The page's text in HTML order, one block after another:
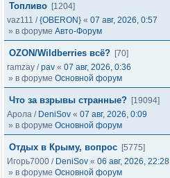
Топливо [1204]
vaz111 /{OBERON} « 07 авг, 2026, 0:57
» в форуме Авто-Форум
OZON/Wildberries всё? [70]
ramzay /pav « 07 авг, 2026, 0:36
» в форуме Основной форум
Что за взрывы странные? [19094]
Арола / DeniSov « 07 авг, 2026, 0:09
» в форуме Основной форум
Отдых в Крыму, вопрос [5775]
Игорь7000 / DeniSov « 06 авг, 2026, 22:28
» в форуме Основной форум